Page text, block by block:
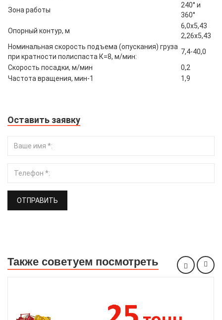
Зона работы
240° и
360°
Опорный контур, м
6,0х5,43
2,26х5,43
Номинальная скорость подъема (опускания) груза
при кратности полиспаста К=8, м/мин:
7,4-40,0
Скорость посадки, м/мин
0,2
Частота вращения, мин-1
1,9
Оставить заявку
ОТПРАВИТЬ
Также советуем посмотреть